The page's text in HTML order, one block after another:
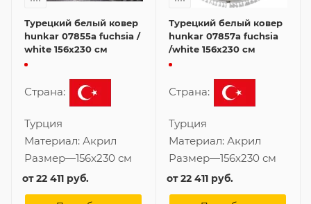
Турецкий белый ковер
hunkar 07855a fuchsia /
white 156x230 см
Страна:
Турция
Материал: Акрил
Размер—156x230 см
от22 411 руб.
Турецкий белый ковер
hunkar 07857a fuchsia
/white 156x230 см
Страна:
Турция
Материал: Акрил
Размер—156x230 см
от22 411 руб.